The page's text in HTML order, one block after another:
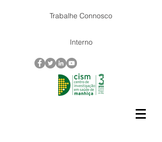
Trabalhe Connosco
Interno